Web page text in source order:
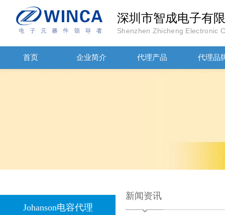
深圳市智成电子有
Shenzhen Zhicheng Electronic
首页 企业简介 代理产品 代理品
Johanson电容代理
1808 Y2 1NF安规贴片电容Johanson品牌 新闻资讯